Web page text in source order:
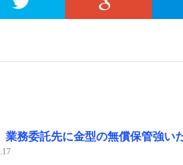
業務委託先に金型の無償保管強い